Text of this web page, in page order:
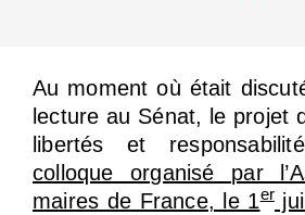
Au moment où était
lecture au Sénat, le projet
libertés et
colloque organisé par
maires de France, le 1er